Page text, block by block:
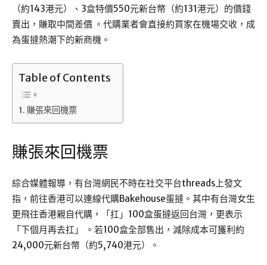
（約143港元）、3盒特價550元新台幣（約131港元）的價錢
賣出，賺取中間差價 。代購業者會直接約買家在機場交收，成
為蛋撻熱潮下的新商機。
Table of Contents
賺張來回機票
賺張來回機票
綜合媒體報導，有台灣網民不時在社交平台threads上發文
指，前往香港可以連線代購Bakehouse蛋撻。其中有台灣女生
更飛往香港親自代購，「扛」100盒蛋撻返回台灣，更表示
「下個月再去扛」 。若100盒全部售出，減除成本可獲利約
24,000元新台幣（約5,740港元）。